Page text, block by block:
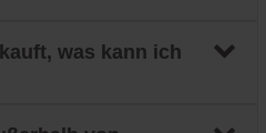
was kann ich